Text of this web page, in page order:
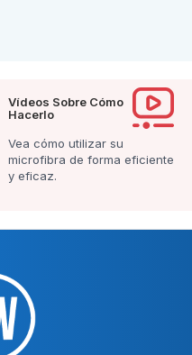
Vídeos Sobre Cómo
Hacerlo
Vea cómo utilizar su
microfibra de forma eficiente
y eficaz.